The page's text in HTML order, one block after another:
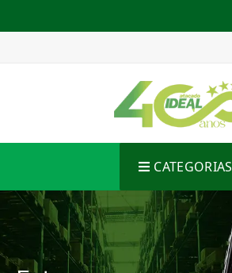
CATEGORIAS